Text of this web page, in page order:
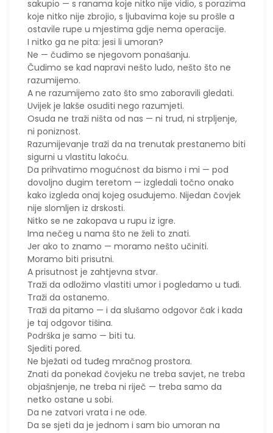
sakupio — s ranama koje nitko nije vidio, s porazima
koje nitko nije zbrojio, s ljubavima koje su prošle a
ostavile rupe u mjestima gdje nema operacije.
I nitko ga ne pita: jesi li umoran?
Ne — čudimo se njegovom ponašanju.
Čudimo se kad napravi nešto ludo, nešto što ne
razumijemo.
A ne razumijemo zato što smo zaboravili gledati.
Uvijek je lakše osuditi nego razumjeti.
Osuda ne traži ništa od nas — ni trud, ni strpljenje,
ni poniznost.
Razumijevanje traži da na trenutak prestanemo biti
sigurni u vlastitu lakoću.
Da prihvatimo mogućnost da bismo i mi — pod
dovoljno dugim teretom — izgledali točno onako
kako izgleda onaj kojeg osuđujemo. Nijedan čovjek
nije slomljen iz drskosti.
Nitko se ne zakopava u rupu iz igre.
Ima nečeg u nama što ne želi to znati.
Jer ako to znamo — moramo nešto učiniti.
Moramo biti prisutni.
A prisutnost je zahtjevna stvar.
Traži da odložimo vlastiti umor i pogledamo u tuđi.
Traži da ostanemo.
Traži da pitamo — i da slušamo odgovor čak i kada
je taj odgovor tišina.
Podrška je samo — biti tu.
Sjediti pored.
Ne bježati od tuđeg mračnog prostora.
Znati da ponekad čovjeku ne treba savjet, ne treba
objašnjenje, ne treba ni riječ — treba samo da
netko ostane u sobi.
Da ne zatvori vrata i ne ode.
Da se sjeti da je jednom i sam bio umoran na